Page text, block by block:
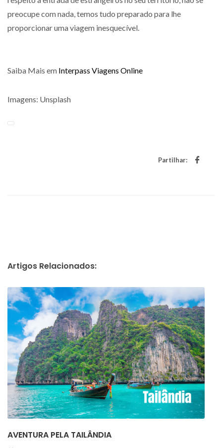
preocupe com nada, temos tudo preparado para lhe
proporcionar uma viagem inesquecível.
Saiba Mais em Interpass Viagens Online
Imagens: Unsplash
Partilhar:
Artigos Relacionados:
AVENTURA PELA TAILÂNDIA